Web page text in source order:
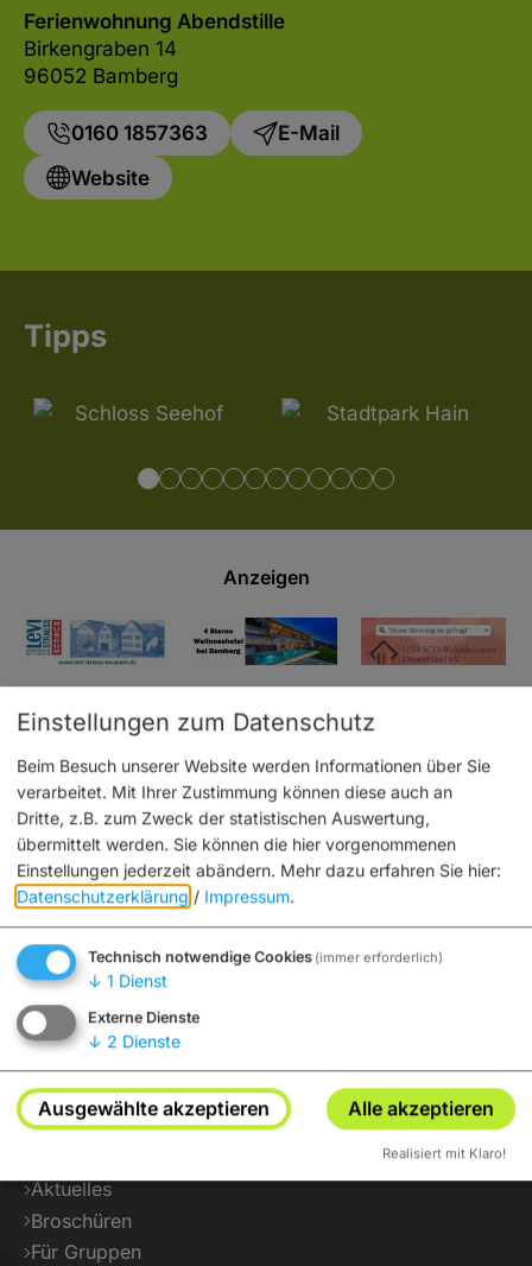
Ferienwohnung Abendstille
Birkengraben 14
96052 Bamberg
0160 1857363
E-Mail
Website
Tipps
Anzeigen
Service
Interaktiver Stadtplan
Aktuelles
Broschüren
Für Gruppen
Einstellungen zum Datenschutz
Beim Besuch unserer Website werden Informationen über Sie
verarbeitet. Mit Ihrer Zustimmung können diese auch an
Dritte, z.B. zum Zweck der statistischen Auswertung,
übermittelt werden. Sie können die hier vorgenommenen
Einstellungen jederzeit abändern. Mehr dazu erfahren Sie hier:
Datenschutzerklärung / Impressum.
Technisch notwendige Cookies (immer erforderlich)
↓ 1 Dienst
Externe Dienste
↓ 2 Dienste
Ausgewählte akzeptieren Alle akzeptieren
Realisiert mit Klaro!